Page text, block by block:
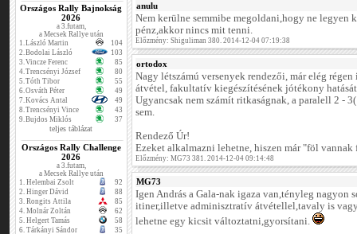
Országos Rally Bajnokság
2026
a 3.futam,
a Mecsek Rallye után
1.László Martin
104
2.Bodolai László
103
3.Vincze Ferenc
85
4.Trencsényi József
80
5.Tóth Tibor
55
6.Osváth Péter
49
7.Kovács Antal
49
8.Trencsényi Vince
43
9.Bujdos Miklós 37
teljes táblázat
Országos Rally Challenge
2026
a 3.futam,
a Mecsek Rallye után
1. Helembai Zsolt
92
2. Hinger Dávid
88
3. Rongits Attila
85
4. Molnár Zoltán
62
5. Helgert Tamás
58
6. Tárkányi Sándor 35
anulu
Nem kerülne semmibe megoldani,hogy ne legyen
pénz,akkor nincs mit tenni.
Előzmény: Shiguliman 380. 2014-12-04 07:19:38
ortodox
Nagy létszámú versenyek rendezői, már elég
átvétel, fakultatív kiegészítésének jótékony
Ugyancsak nem számít ritkaságnak, a paralell 2 -
sem.
Rendező Úr!
Ezeket alkalmazni lehetne, hiszen már "föl vannak
Előzmény: MG73 381. 2014-12-04 09:14:48
MG73
Igen András a Gala-nak igaza van,tényleg nagyon
itiner,illetve adminisztratív átvétellel,tavaly is
lehetne egy kicsit változtatni,gyorsítani.